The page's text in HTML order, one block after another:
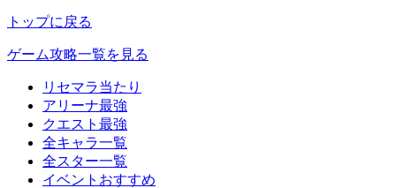
トップに戻る
ゲーム攻略一覧を見る
リセマラ当たり
アリーナ最強
クエスト最強
全キャラ一覧
全スター一覧
イベントおすすめ